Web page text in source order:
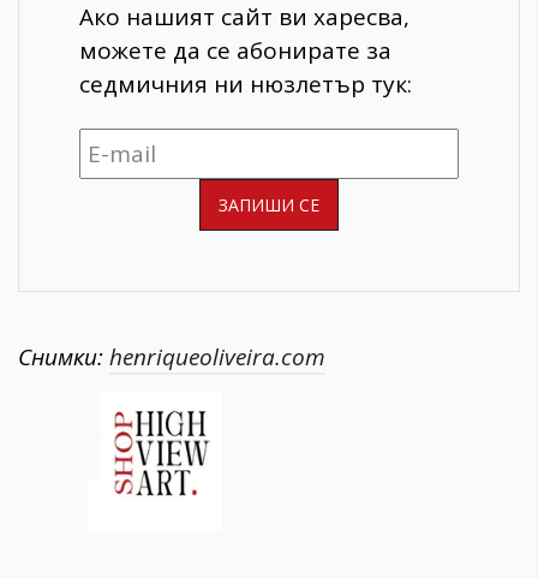
Ако нашият сайт ви харесва,
можете да се абонирате за
седмичния ни нюзлетър тук:
Снимки: henriqueoliveira.com